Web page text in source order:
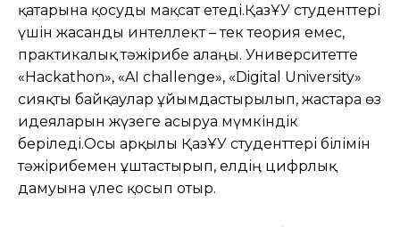
қатарына қосуды мақсат етеді.ҚазҰУ студенттері
үшін жасанды интеллект – тек теория емес,
практикалық тәжірибе алаңы. Университетте
«Hackathon», «AI challenge», «Digital University»
сияқты байқаулар ұйымдастырылып, жастарға өз
идеяларын жүзеге асыруға мүмкіндік
беріледі.Осы арқылы ҚазҰУ студенттері білімін
тәжірибемен ұштастырып, елдің цифрлық
дамуына үлес қосып отыр.